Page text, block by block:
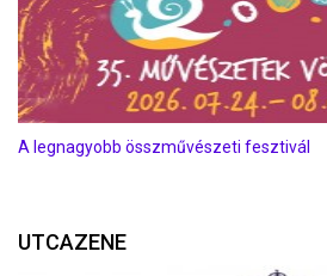
A legnagyobb összművészeti fesztivál
UTCAZENE